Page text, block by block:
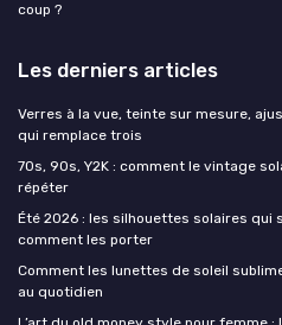
coup ?
Les derniers articles
Verres à la vue, teinte sur mesure,
qui remplace trois
70s, 90s, Y2K : comment le vintage
répéter
Été 2026 : les silhouettes solaires qui
comment les porter
Comment les lunettes de soleil
au quotidien